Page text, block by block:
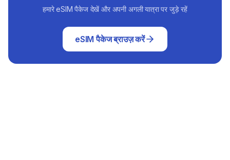
हमारे eSIM पैकेज देखें और अपनी अगली यात्रा पर जुड़े रहें
eSIM पैकेज ब्राउज़ करें